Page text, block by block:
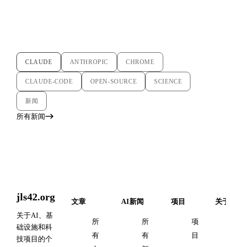
CLAUDE ANTHROPIC CHROME
CLAUDE-CODE OPEN-SOURCE SCIENCE
新闻
所有新闻
jls42.org
关于AI、基
础设施和科
技项目的个
文章
所
有
AI新闻
所
有
项目
项
目
关于